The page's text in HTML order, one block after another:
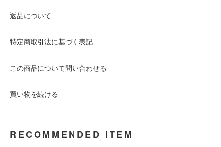
返品について
特定商取引法に基づく表記
この商品について問い合わせる
買い物を続ける
RECOMMENDED ITEM